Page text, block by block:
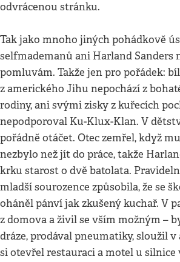
odvrácenou stránku.
Tak jako mnoho jiných pohádkově
selfmademanů ani Harland
pomluvám. Takže jen pro pořádek:
z amerického Jihu nepochází z
rodiny, ani svými zisky z kuřecích
nepodporoval Ku-Klux-Klan. V
pořádně otáčet. Otec zemřel, když
nezbylo než jít do práce, takže
krku starost o dvě batolata.
mladší sourozence způsobila, že se
oháněl pánví jak zkušený kuchař. V
z domova a živil se vším možným –
dráze, prodával pneumatiky, sloužil v
si otevřel restauraci a motel u silnice